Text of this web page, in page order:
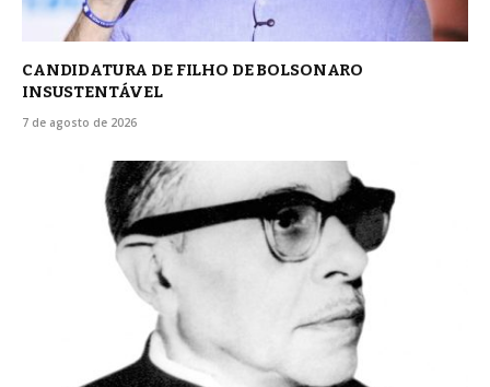
CANDIDATURA DE FILHO DE BOLSONARO
INSUSTENTÁVEL
7 de agosto de 2026